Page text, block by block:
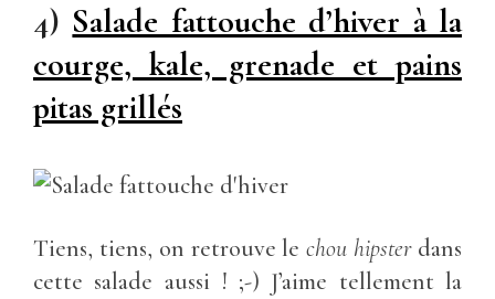
4) Salade fattouche d’hiver à la
courge, kale, grenade et pains
pitas grillés
Tiens, tiens, on retrouve lechou hipsterdans
cette salade aussi ! ;-) J’aime tellement la